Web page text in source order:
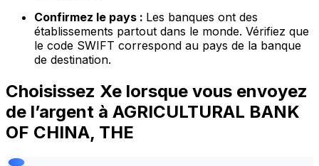
Confirmez le pays : Les banques ont des
établissements partout dans le monde. Vérifiez que
le code SWIFT correspond au pays de la banque
de destination.
Choisissez Xe lorsque vous envoyez
de l’argent à AGRICULTURAL BANK
OF CHINA, THE